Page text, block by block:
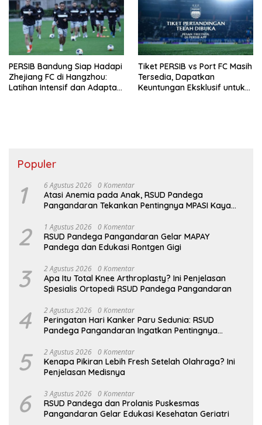
PERSIB Bandung Siap Hadapi
Zhejiang FC di Hangzhou:
Latihan Intensif dan Adaptasi
Tiket PERSIB vs Port FC Masih
Tersedia, Dapatkan
Keuntungan Eksklusif untuk
Populer
1 6 Agustus 2026 0 Komentar
Atasi Anemia pada Anak, RSUD Pandega
Pangandaran Tekankan Pentingnya MPASI Kaya
2 1 Agustus 2026 0 Komentar
RSUD Pandega Pangandaran Gelar MAPAY
Pandega dan Edukasi Rontgen Gigi
3 2 Agustus 2026 0 Komentar
Apa Itu Total Knee Arthroplasty? Ini Penjelasan
Spesialis Ortopedi RSUD Pandega Pangandaran
4 2 Agustus 2026 0 Komentar
Peringatan Hari Kanker Paru Sedunia: RSUD
Pandega Pangandaran Ingatkan Pentingnya
5 2 Agustus 2026 0 Komentar
Kenapa Pikiran Lebih Fresh Setelah Olahraga? Ini
Penjelasan Medisnya
6 3 Agustus 2026 0 Komentar
RSUD Pandega dan Prolanis Puskesmas
Pangandaran Gelar Edukasi Kesehatan Geriatri